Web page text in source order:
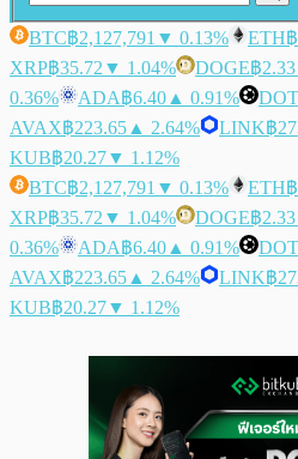
BTC฿2,127,791 ▼ 0.13% ETH
XRP฿35.72 ▼ 1.04% DOGE฿2.33
0.36%
ADA฿6.40 ▲ 0.91% DOT
AVAX฿223.65 ▲ 2.64% LINK฿
KUB฿20.27▼ 1.12%
BTC฿2,127,791 ▼ 0.13% ETH
XRP฿35.72 ▼ 1.04% DOGE฿2.33
0.36%
ADA฿6.40 ▲ 0.91% DOT
AVAX฿223.65 ▲ 2.64% LINK฿
KUB฿20.27▼ 1.12%